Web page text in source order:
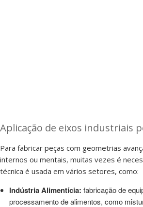
Aplicação de eixos industriais
Para fabricar peças com geometrias
internos ou mentais, muitas vezes é
técnica é usada em vários setores, como:
Indústria Alimentícia: fabricação de
processamento de alimentos, como